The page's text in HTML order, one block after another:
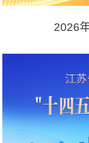
2026